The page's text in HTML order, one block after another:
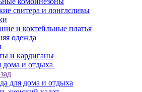
свитера и лонглсливы
и коктейльные платья
одежда
и кардиганы
дома и отдыха
для дома и отдыха